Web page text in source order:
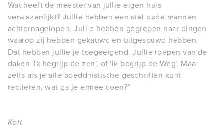
Wat heeft de meester van jullie eigen huis
verwezenlijkt? Jullie hebben een stel oude mannen
achternagelopen. Jullie hebben gegrepen naar dingen
waarop zij hebben gekauwd en uitgespuwd hebben.
Dat hebben jullie je toegeëigend. Jullie roepen van de
daken 'Ik begrijp de zen', of 'ik begrijp de Weg'. Maar
zelfs als je alle boeddhistische geschriften kunt
reciteren, wat ga je ermee doen?”
Kort